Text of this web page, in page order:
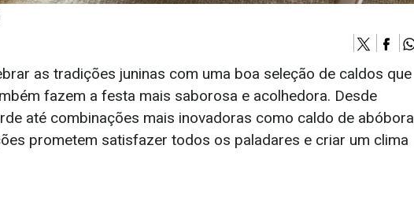
as tradições juninas com uma boa seleção de caldos que
fazem a festa mais saborosa e acolhedora. Desde
até combinações mais inovadoras como caldo de abóbora
prometem satisfazer todos os paladares e criar um clima